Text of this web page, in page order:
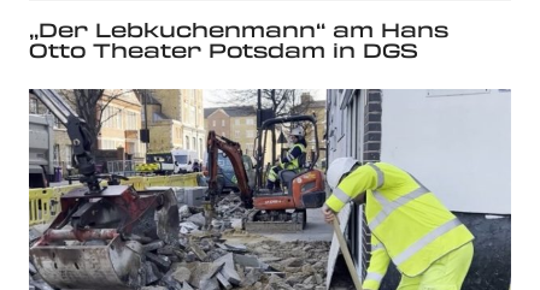
„Der Lebkuchenmann“ am Hans
Otto Theater Potsdam in DGS